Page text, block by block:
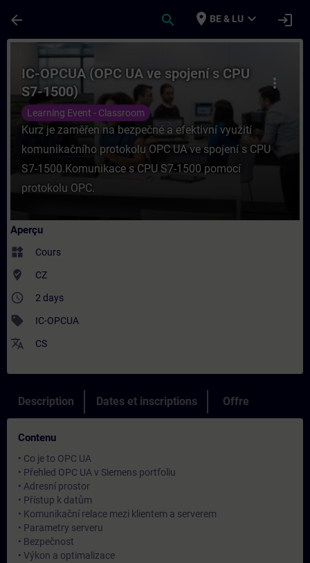
arrow_back search place BE & LU expand_more login
Cours - IC-OPCUA (OPC UA ve spojení
more_vert
IC-OPCUA (OPC UA ve spojení s CPU
S7-1500)
Learning Event - Classroom
Kurz je zaměřen na bezpečné a efektivní využití
komunikačního protokolu OPC UA ve spojení s CPU
S7-1500.Komunikace s CPU S7-1500 pomocí
protokolu OPC.
Aperçu
widgets Cours
where_to_vote CZ
access_time 2 days
sell IC-OPCUA
translate CS
Description Dates et inscriptions Offre
Contenu
• Co je to OPC UA
• Přehled OPC UA v Siemens portfoliu
• Adresní prostor
• Přístup k datům
• Komunikační relace mezi klientem a serverem
• Parametry serveru
• Bezpečnost
• Výkon a optimalizace